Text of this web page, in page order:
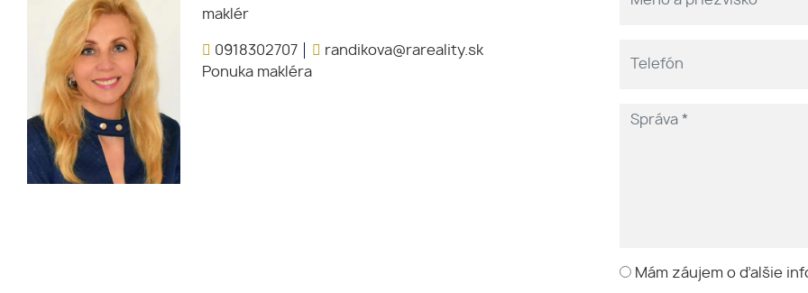
maklér
0918302707
randikova@rareality.sk
Ponuka makléra
Mám záujem o ďalšie